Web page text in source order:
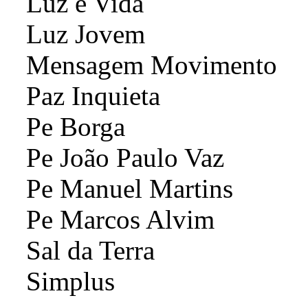
Luz Jovem
Mensagem Movimento
Paz Inquieta
Pe Borga
Pe João Paulo Vaz
Pe Manuel Martins
Pe Marcos Alvim
Sal da Terra
Simplus